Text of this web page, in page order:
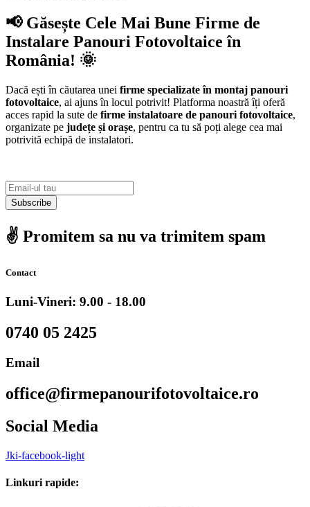
📢 Găsește Cele Mai Bune Firme de
Instalare Panouri Fotovoltaice în
România! 🌞
Dacă ești în căutarea unei firme specializate în montaj panouri
fotovoltaice, ai ajuns în locul potrivit! Platforma noastră îți oferă
acces rapid la sute de firme instalatoare de panouri fotovoltaice,
organizate pe județe și orașe, pentru ca tu să poți alege cea mai
potrivită echipă de instalatori.
Subscribe
✌️ Promitem sa nu va trimitem spam
Contact
Luni-Vineri: 9.00 - 18.00
0740 05 2425
Email
office@firmepanourifotovoltaice.ro
Social Media
Jki-facebook-light
Linkuri rapide: